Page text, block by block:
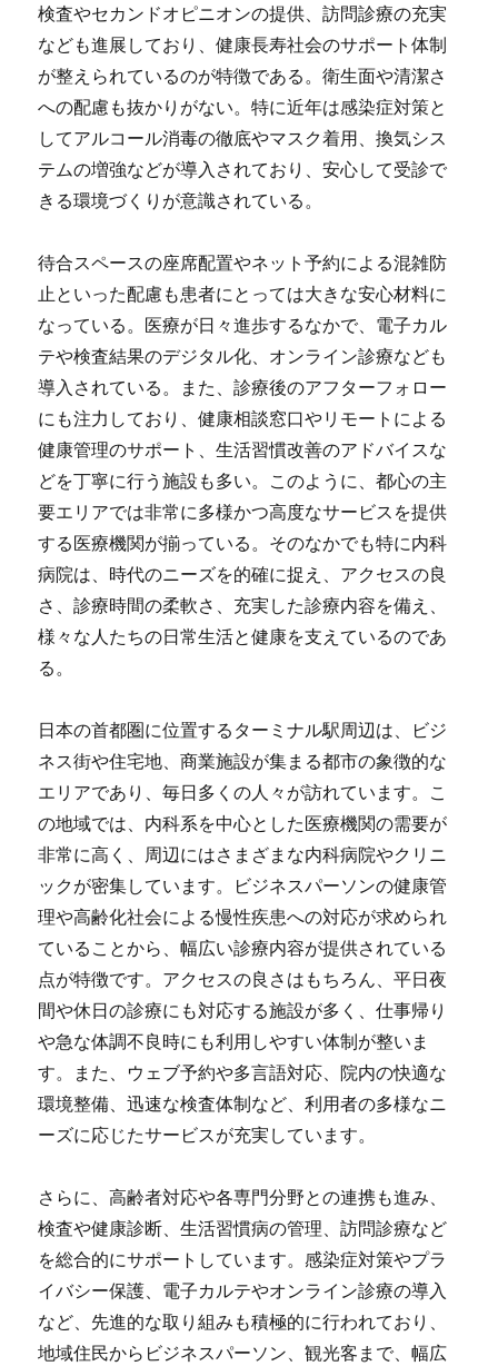
検査やセカンドオピニオンの提供、訪問診療の充実
なども進展しており、健康長寿社会のサポート体制
が整えられているのが特徴である。衛生面や清潔さ
への配慮も抜かりがない。特に近年は感染症対策と
してアルコール消毒の徹底やマスク着用、換気シス
テムの増強などが導入されており、安心して受診で
きる環境づくりが意識されている。
待合スペースの座席配置やネット予約による混雑防
止といった配慮も患者にとっては大きな安心材料に
なっている。医療が日々進歩するなかで、電子カル
テや検査結果のデジタル化、オンライン診療なども
導入されている。また、診療後のアフターフォロー
にも注力しており、健康相談窓口やリモートによる
健康管理のサポート、生活習慣改善のアドバイスな
どを丁寧に行う施設も多い。このように、都心の主
要エリアでは非常に多様かつ高度なサービスを提供
する医療機関が揃っている。そのなかでも特に内科
病院は、時代のニーズを的確に捉え、アクセスの良
さ、診療時間の柔軟さ、充実した診療内容を備え、
様々な人たちの日常生活と健康を支えているのであ
る。
日本の首都圏に位置するターミナル駅周辺は、ビジ
ネス街や住宅地、商業施設が集まる都市の象徴的な
エリアであり、毎日多くの人々が訪れています。こ
の地域では、内科系を中心とした医療機関の需要が
非常に高く、周辺にはさまざまな内科病院やクリニ
ックが密集しています。ビジネスパーソンの健康管
理や高齢化社会による慢性疾患への対応が求められ
ていることから、幅広い診療内容が提供されている
点が特徴です。アクセスの良さはもちろん、平日夜
間や休日の診療にも対応する施設が多く、仕事帰り
や急な体調不良時にも利用しやすい体制が整いま
す。また、ウェブ予約や多言語対応、院内の快適な
環境整備、迅速な検査体制など、利用者の多様なニ
ーズに応じたサービスが充実しています。
さらに、高齢者対応や各専門分野との連携も進み、
検査や健康診断、生活習慣病の管理、訪問診療など
を総合的にサポートしています。感染症対策やプラ
イバシー保護、電子カルテやオンライン診療の導入
など、先進的な取り組みも積極的に行われており、
地域住民からビジネスパーソン、観光客まで、幅広